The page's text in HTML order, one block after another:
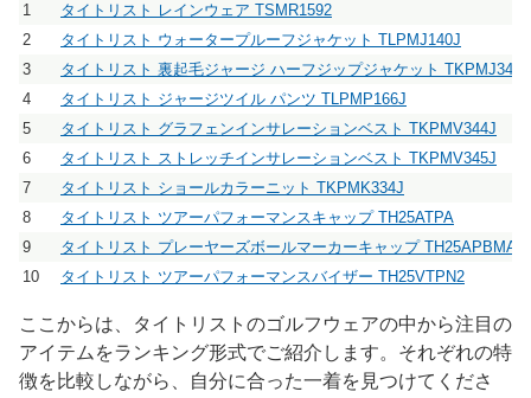
1
タイトリスト レインウェア TSMR1592
2
タイトリスト ウォータープルーフジャケット TLPMJ140J
3
タイトリスト 裏起毛ジャージ ハーフジップジャケット TKPMJ341J
4
タイトリスト ジャージツイル パンツ TLPMP166J
5
タイトリスト グラフェンインサレーションベスト TKPMV344J
6
タイトリスト ストレッチインサレーションベスト TKPMV345J
7
タイトリスト ショールカラーニット TKPMK334J
8
タイトリスト ツアーパフォーマンスキャップ TH25ATPA
9
タイトリスト プレーヤーズボールマーカーキャップ TH25APBMA
10
タイトリスト ツアーパフォーマンスバイザー TH25VTPN2
ここからは、タイトリストのゴルフウェアの中から注目の
アイテムをランキング形式でご紹介します。それぞれの特
徴を比較しながら、自分に合った一着を見つけてくださ